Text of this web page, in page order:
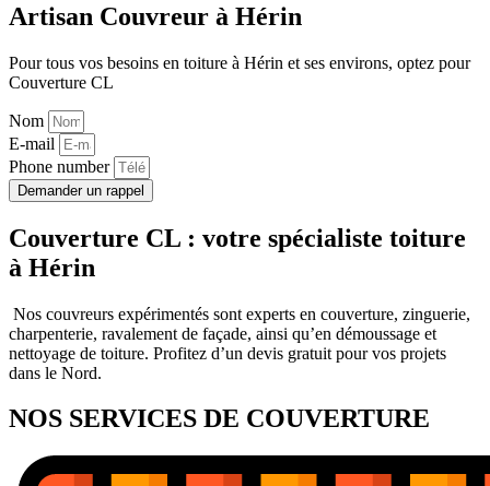
Artisan Couvreur à Hérin
Pour tous vos besoins en toiture à Hérin et ses environs, optez pour
Couverture CL
Nom
E-mail
Phone number
Demander un rappel
Couverture CL : votre spécialiste toiture
à Hérin
Nos couvreurs expérimentés sont experts en couverture, zinguerie,
charpenterie, ravalement de façade, ainsi qu’en démoussage et
nettoyage de toiture. Profitez d’un devis gratuit pour vos projets
dans le Nord.
NOS SERVICES DE COUVERTURE